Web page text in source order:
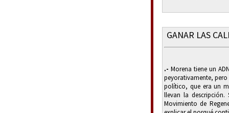
GANAR LAS
.- Morena tiene un
peyorativamente,
político, que era un
llevan la descripción.
Movimiento de